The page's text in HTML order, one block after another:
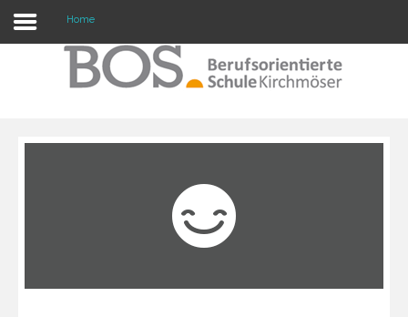
Warning: "continue" targeting switch is equivalent
Home